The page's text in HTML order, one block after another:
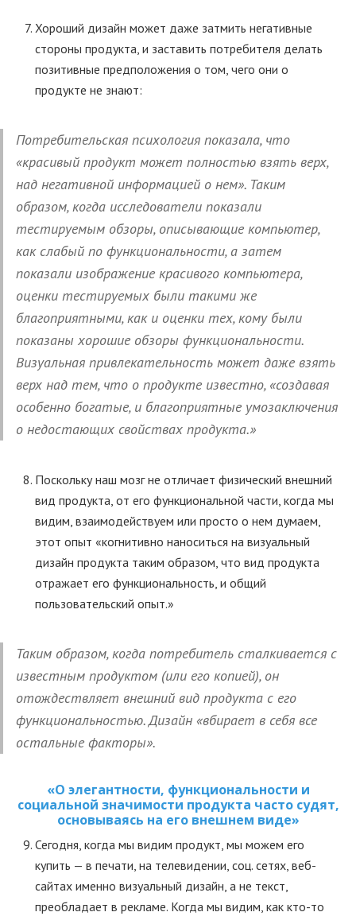
Хороший дизайн может даже затмить негативные
стороны продукта, и заставить потребителя делать
позитивные предположения о том, чего они о
продукте не знают:
Потребительская психология показала, что
«красивый продукт может полностью взять верх,
над негативной информацией о нем». Таким
образом, когда исследователи показали
тестируемым обзоры, описывающие компьютер,
как слабый по функциональности, а затем
показали изображение красивого компьютера,
оценки тестируемых были такими же
благоприятными, как и оценки тех, кому были
показаны хорошие обзоры функциональности.
Визуальная привлекательность может даже взять
верх над тем, что о продукте известно, «создавая
особенно богатые, и благоприятные умозаключения
о недостающих свойствах продукта.»
Поскольку наш мозг не отличает физический внешний
вид продукта, от его функциональной части, когда мы
видим, взаимодействуем или просто о нем думаем,
этот опыт «когнитивно наноситься на визуальный
дизайн продукта таким образом, что вид продукта
отражает его функциональность, и общий
пользовательский опыт.»
Таким образом, когда потребитель сталкивается с
известным продуктом (или его копией), он
отождествляет внешний вид продукта с его
функциональностью. Дизайн «вбирает в себя все
остальные факторы».
«О элегантности, функциональности и
социальной значимости продукта часто судят,
основываясь на его внешнем виде»
Сегодня, когда мы видим продукт, мы можем его
купить — в печати, на телевидении, соц. сетях, веб-
сайтах именно визуальный дизайн, а не текст,
преобладает в рекламе. Когда мы видим, как кто-то